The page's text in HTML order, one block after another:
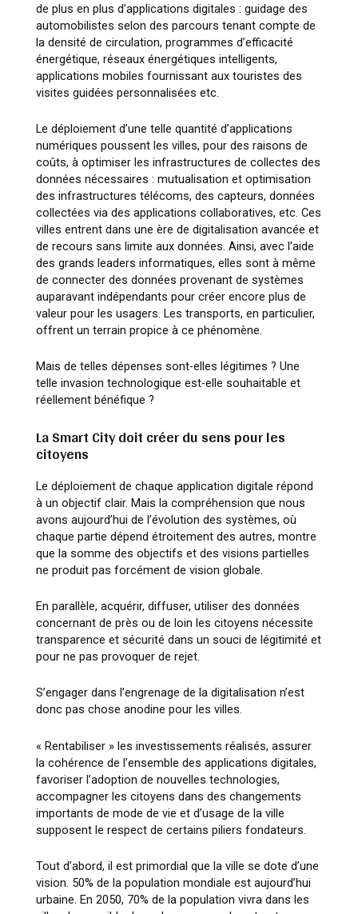
de plus en plus d’applications digitales : guidage des
automobilistes selon des parcours tenant compte de
la densité de circulation, programmes d’efficacité
énergétique, réseaux énergétiques intelligents,
applications mobiles fournissant aux touristes des
visites guidées personnalisées etc.
Le déploiement d’une telle quantité d’applications
numériques poussent les villes, pour des raisons de
coûts, à optimiser les infrastructures de collectes des
données nécessaires : mutualisation et optimisation
des infrastructures télécoms, des capteurs, données
collectées via des applications collaboratives, etc. Ces
villes entrent dans une ère de digitalisation avancée et
de recours sans limite aux données. Ainsi, avec l’aide
des grands leaders informatiques, elles sont à même
de connecter des données provenant de systèmes
auparavant indépendants pour créer encore plus de
valeur pour les usagers. Les transports, en particulier,
offrent un terrain propice à ce phénomène.
Mais de telles dépenses sont-elles légitimes ? Une
telle invasion technologique est-elle souhaitable et
réellement bénéfique ?
La Smart City doit créer du sens pour les
citoyens
Le déploiement de chaque application digitale répond
à un objectif clair. Mais la compréhension que nous
avons aujourd’hui de l’évolution des systèmes, où
chaque partie dépend étroitement des autres, montre
que la somme des objectifs et des visions partielles
ne produit pas forcément de vision globale.
En parallèle, acquérir, diffuser, utiliser des données
concernant de près ou de loin les citoyens nécessite
transparence et sécurité dans un souci de légitimité et
pour ne pas provoquer de rejet.
S’engager dans l’engrenage de la digitalisation n’est
donc pas chose anodine pour les villes.
« Rentabiliser » les investissements réalisés, assurer
la cohérence de l’ensemble des applications digitales,
favoriser l’adoption de nouvelles technologies,
accompagner les citoyens dans des changements
importants de mode de vie et d’usage de la ville
supposent le respect de certains piliers fondateurs.
Tout d’abord, il est primordial que la ville se dote d’une
vision. 50% de la population mondiale est aujourd’hui
urbaine. En 2050, 70% de la population vivra dans les